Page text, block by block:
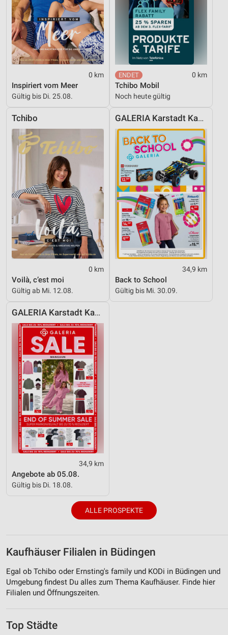
0 km
Inspiriert vom Meer
Gültig bis Di. 25.08.
0 km
Tchibo Mobil
Noch heute gültig
Tchibo
0 km
Voilà, c’est moi
Gültig ab Mi. 12.08.
GALERIA Karstadt Kaufhof
34,9 km
Back to School
Gültig bis Mi. 30.09.
GALERIA Karstadt Kaufhof
34,9 km
Angebote ab 05.08.
Gültig bis Di. 18.08.
ALLE PROSPEKTE
Kaufhäuser Filialen in Büdingen
Egal ob Tchibo oder Ernsting's family und KODi in Büdingen und
Umgebung findest Du alles zum Thema Kaufhäuser. Finde hier
Filialen und Öffnungszeiten.
Top Städte